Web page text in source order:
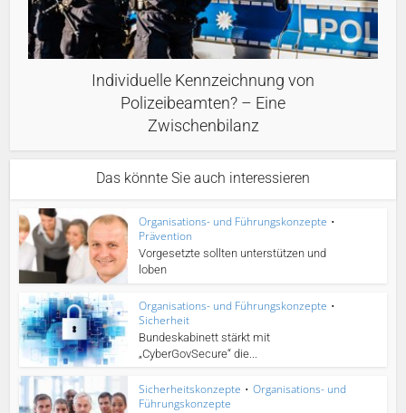
Individuelle Kennzeichnung von
Polizeibeamten? – Eine
Zwischenbilanz
Das könnte Sie auch interessieren
Organisations- und Führungskonzepte •
Prävention
Vorgesetzte sollten unterstützen und
loben
Organisations- und Führungskonzepte •
Sicherheit
Bundeskabinett stärkt mit
„CyberGovSecure“ die...
Sicherheitskonzepte • Organisations- und
Führungskonzepte